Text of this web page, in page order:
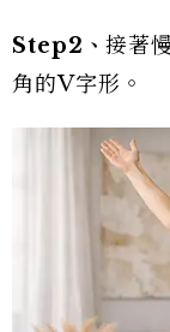
Step2 、接著
角的V字形。